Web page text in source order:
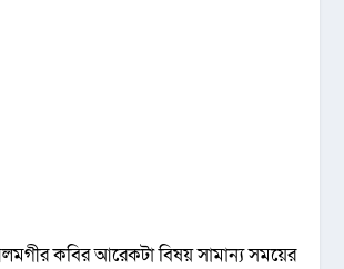
কবির আরেকটা বিষয় সামান্য সময়ের